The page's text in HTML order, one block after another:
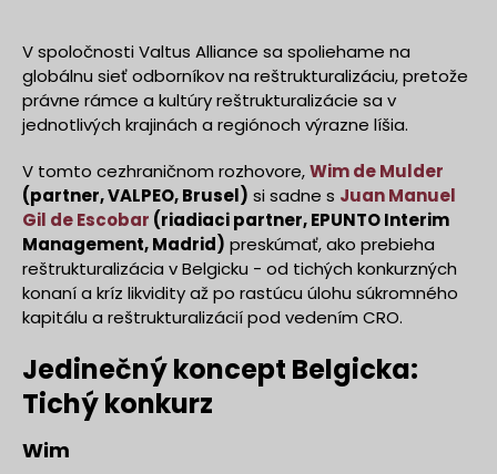
V spoločnosti Valtus Alliance sa spoliehame na
globálnu sieť odborníkov na reštrukturalizáciu, pretože
právne rámce a kultúry reštrukturalizácie sa v
jednotlivých krajinách a regiónoch výrazne líšia.
V tomto cezhraničnom rozhovore,Wim de Mulder
(partner, VALPEO, Brusel) si sadne s Juan Manuel
Gil de Escobar (riadiaci partner, EPUNTO Interim
Management, Madrid) preskúmať, ako prebieha
reštrukturalizácia v Belgicku - od tichých konkurzných
konaní a kríz likvidity až po rastúcu úlohu súkromného
kapitálu a reštrukturalizácií pod vedením CRO.
Jedinečný koncept Belgicka:
Tichý konkurz
Wim